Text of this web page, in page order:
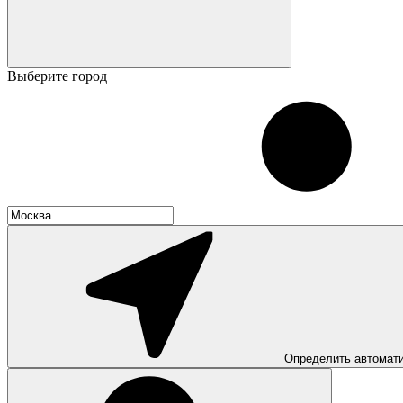
Выберите город
Определить